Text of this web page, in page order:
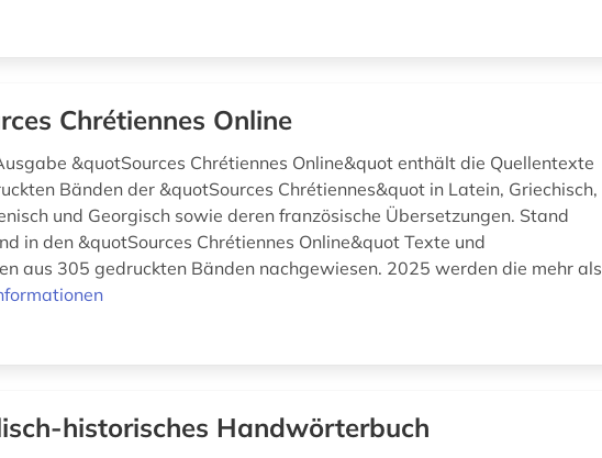
Chrétiennes Online
&quotSources Chrétiennes Online&quot enthält die Quellentexte
Bänden der &quotSources Chrétiennes&quot in Latein, Griechisch,
und Georgisch sowie deren französische Übersetzungen. Stand
in den &quotSources Chrétiennes Online&quot Texte und
aus 305 gedruckten Bänden nachgewiesen. 2025 werden die mehr als
historisches Handwörterbuch